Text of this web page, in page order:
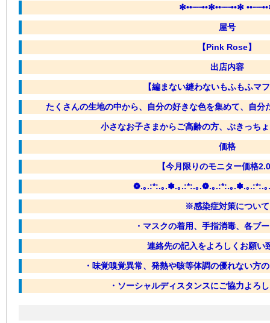
✼••┈┈••✼••┈┈••✼
屋号
【Pink Rose】
出店内容
【編まない縫わないもふもふマ
たくさんの生地の中から、自分の好きな色を集めて、自
小さなお子さまからご高齢の方、ぶきっち
価格
【今月限りのモニター価格
❁.｡.:*:.｡.✽.｡.:*:.｡.❁.｡.:*:.｡.✽.｡.:*:.
※感染症対策について
・マスクの着用、手指消毒、各ブ
連絡先の記入をよろしくお願い
・味覚嗅覚異常、発熱や咳等体調の優れない方
・ソーシャルディスタンスにご協力よろ